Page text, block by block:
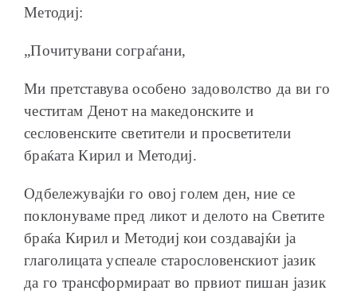
Методиј:
„Почитувани сограѓани,
Ми претставува особено задоволство да ви го
честитам Денот на македонските и
сесловенските светители и просветители
браќата Кирил и Методиј.
Одбележувајќи го овој голем ден, ние се
поклонуваме пред ликот и делото на Светите
браќа Кирил и Методиј кои создавајќи ја
глаголицата успеале старословенскиот јазик
да го трансформираат во првиот пишан јазик